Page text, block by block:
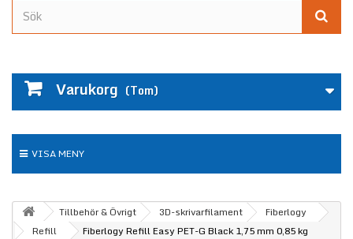
Varukorg (Tom)
VISA MENY
Tillbehör & Övrigt 3D-skrivarfilament
Fiberlogy
Refill
Fiberlogy Refill Easy PET-G Black 1,75 mm 0,85 kg